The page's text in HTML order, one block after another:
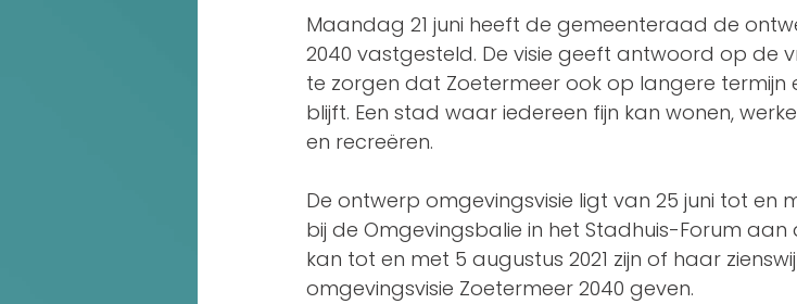
Maandag 21 juni heeft de gemeenteraad de
2040 vastgesteld. De visie geeft antwoord op de
te zorgen dat Zoetermeer ook op langere
blijft. Een stad waar iedereen fijn kan wonen,
en recreëren.
De ontwerp omgevingsvisie ligt van 25 juni tot en
bij de Omgevingsbalie in het Stadhuis-Forum aan
kan tot en met 5 augustus 2021 zijn of haar
omgevingsvisie Zoetermeer 2040 geven.